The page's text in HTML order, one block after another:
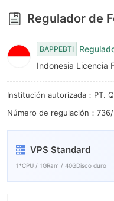
8
9
7
8
9
Regulador de
BAPPEBTI
Indonesia Licencia
Institución autorizada：PT.
Número de regulación：
VPS Standard
1*CPU / 1GRam / 40GDisco duro